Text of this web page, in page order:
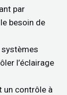
par
besoin de
l’éclairage
un contrôle à